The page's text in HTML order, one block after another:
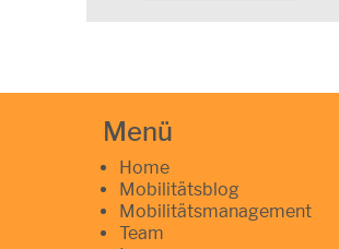
Menü
Home
Mobilitätsblog
Mobilitätsmanagement
Team